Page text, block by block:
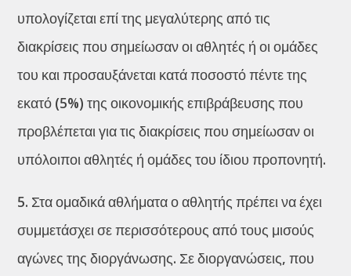
υπολογίζεται επί της μεγαλύτερης από τις
διακρίσεις που σημείωσαν οι αθλητές ή οι ομάδες
του και προσαυξάνεται κατά ποσοστό πέντε της
εκατό (5%) της οικονομικής επιβράβευσης που
προβλέπεται για τις διακρίσεις που σημείωσαν οι
υπόλοιποι αθλητές ή ομάδες του ίδιου προπονητή.
5. Στα ομαδικά αθλήματα ο αθλητής πρέπει να έχει
συμμετάσχει σε περισσότερους από τους μισούς
αγώνες της διοργάνωσης. Σε διοργανώσεις, που